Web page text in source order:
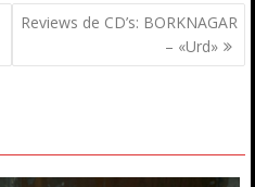
Reviews de CD’s: BORKNAGAR
– «Urd»